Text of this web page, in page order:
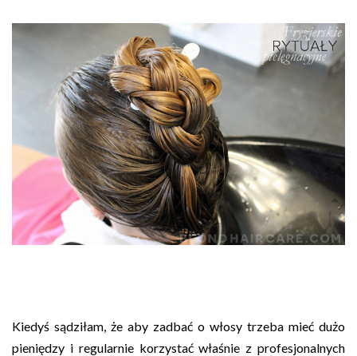
Kiedyś sądziłam, że aby zadbać o włosy trzeba mieć dużo
pieniędzy i regularnie korzystać właśnie z profesjonalnych